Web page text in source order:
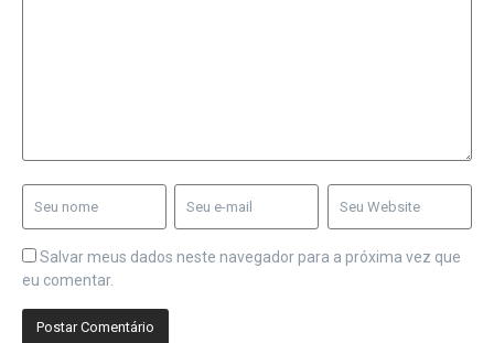
Salvar meus dados neste navegador para a próxima vez que
eu comentar.